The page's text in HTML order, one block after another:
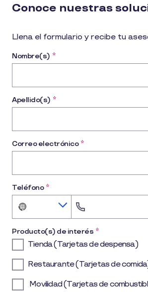
Conoce nuestras
Llena el formulario y recibe tu
Nombre(s) *
Apellido(s) *
Correo electrónico *
Teléfono *
No
country
selected
Producto(s) de interés *
Tienda (Tarjetas de despensa)
Restaurante (Tarjetas de
Movilidad (Tarjetas de